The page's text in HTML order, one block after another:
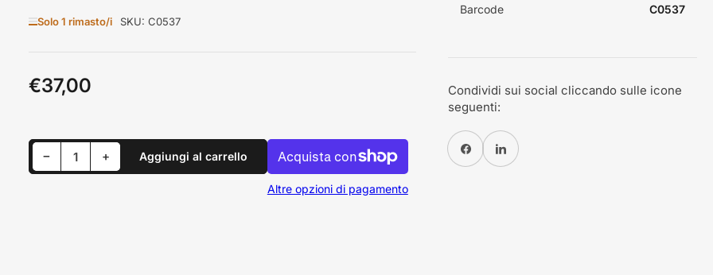
Solo 1 rimasto/i SKU: C0537
Prezzo
standard
€37,00
−Riduci quantità per Motorino Avviamento Skoda Octavia 1.6 105Cv CAY 2010 0AM911023Q
Quantità +Aumenta quantità per Motorino Avviamento Skoda Octavia 1.6 105Cv CAY 2010 0AM911023Q
Aggiungi al carrello
Altre opzioni di pagamento
Barcode C0537
Condividi sui social cliccando sulle icone
seguenti:
Condividi su FacebookCondividi su Pinterest